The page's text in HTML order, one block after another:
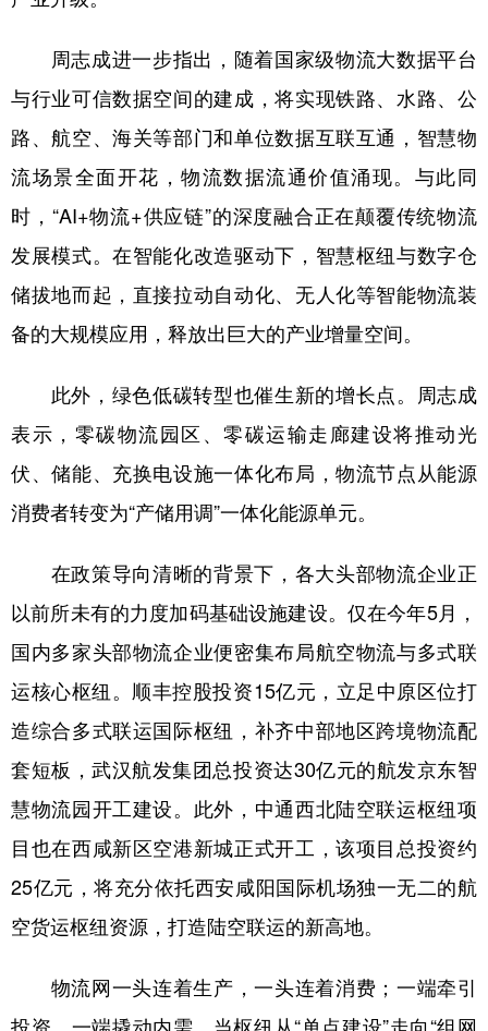
周志成进一步指出，随着国家级物流大数据平台
与行业可信数据空间的建成，将实现铁路、水路、公
路、航空、海关等部门和单位数据互联互通，智慧物
流场景全面开花，物流数据流通价值涌现。与此同
时，“AI+物流+供应链”的深度融合正在颠覆传统物流
发展模式。在智能化改造驱动下，智慧枢纽与数字仓
储拔地而起，直接拉动自动化、无人化等智能物流装
备的大规模应用，释放出巨大的产业增量空间。
此外，绿色低碳转型也催生新的增长点。周志成
表示，零碳物流园区、零碳运输走廊建设将推动光
伏、储能、充换电设施一体化布局，物流节点从能源
消费者转变为“产储用调”一体化能源单元。
在政策导向清晰的背景下，各大头部物流企业正
以前所未有的力度加码基础设施建设。仅在今年5月，
国内多家头部物流企业便密集布局航空物流与多式联
运核心枢纽。顺丰控股投资15亿元，立足中原区位打
造综合多式联运国际枢纽，补齐中部地区跨境物流配
套短板，武汉航发集团总投资达30亿元的航发京东智
慧物流园开工建设。此外，中通西北陆空联运枢纽项
目也在西咸新区空港新城正式开工，该项目总投资约
25亿元，将充分依托西安咸阳国际机场独一无二的航
空货运枢纽资源，打造陆空联运的新高地。
物流网一头连着生产，一头连着消费；一端牵引
投资，一端撬动内需。当枢纽从“单点建设”走向“组网